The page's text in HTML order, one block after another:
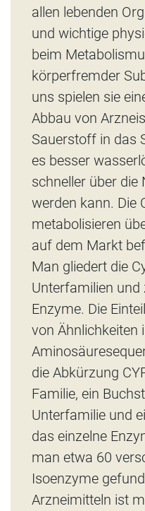
allen lebenden
und wichtige
beim
körperfremder
uns spielen sie
Abbau von
Sauerstoff in das
es besser
schneller über die
werden kann. Die
metabolisieren
auf dem Markt
Man gliedert die
Unterfamilien und
Enzyme. Die
von Ähnlichkeiten
die Abkürzung
Familie, ein
Unterfamilie und
das einzelne
man etwa 60
Isoenzyme
Arzneimitteln ist